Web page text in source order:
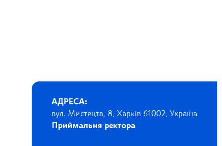
АДРЕСА:
вул. Мистецтв, 8, Харків 61002, Україна
Приймальня ректора